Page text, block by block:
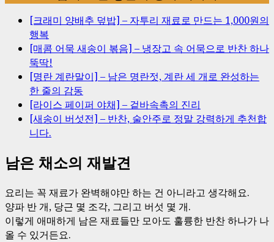
[크래미 양배추 덮밥] – 자투리 재료로 만드는 1,000원의
행복
[매콤 어묵 새송이 볶음] – 냉장고 속 어묵으로 반찬 하나
뚝딱!
[명란 계란말이] – 남은 명란젓, 계란 세 개로 완성하는
한 줄의 감동
[라이스 페이퍼 야채] – 겉바속촉의 진리
[새송이 버섯전] – 반찬, 술안주로 정말 강력하게 추천합
니다.
남은 채소의 재발견
요리는 꼭 재료가 완벽해야만 하는 건 아니라고 생각해요.
양파 반 개, 당근 몇 조각, 그리고 버섯 몇 개.
이렇게 애매하게 남은 재료들만 모아도 훌륭한 반찬 하나가 나
올 수 있거든요.